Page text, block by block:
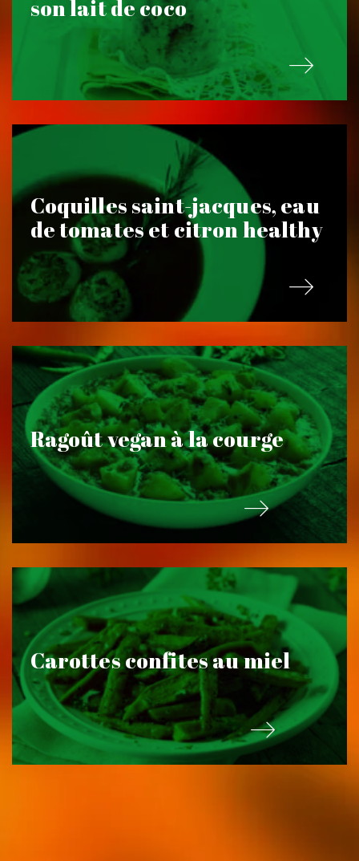
son lait de coco
Coquilles saint-jacques, eau
de tomates et citron healthy
Ragoût vegan à la courge
Carottes confites au miel